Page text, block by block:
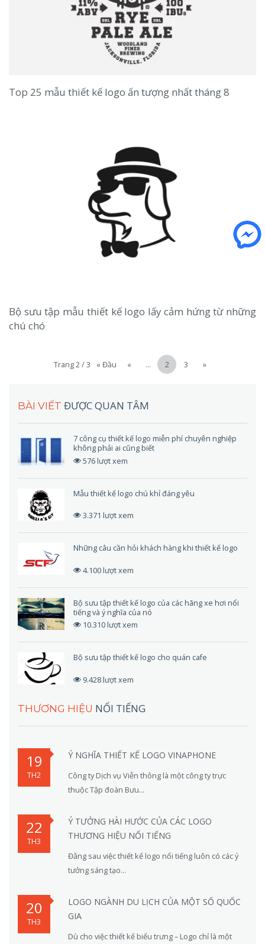
Top 25 mẫu thiết kế logo ấn tượng nhất tháng 8
Bộ sưu tập mẫu thiết kế logo lấy cảm hứng từ những
chú chó
Trang 2 / 3 « Đầu « ... 2 3 »
BÀI VIẾT ĐƯỢC QUAN TÂM
7 công cụ thiết kế logo miễn phí chuyên nghiệp
không phải ai cũng biết
576 lượt xem
Mẫu thiết kế logo chú khỉ đáng yêu
3.371 lượt xem
Những câu cần hỏi khách hàng khi thiết kế logo
4.100 lượt xem
Bộ sưu tập thiết kế logo của các hãng xe hơi nổi
tiếng và ý nghĩa của nó
10.310 lượt xem
Bộ sưu tập thiết kế logo cho quán cafe
9.428 lượt xem
THƯƠNG HIỆU NỔI TIẾNG
19
TH2
Ý NGHĨA THIẾT KẾ LOGO VINAPHONE
Công ty Dịch vụ Viễn thông là một công ty trực
thuộc Tập đoàn Bưu...
22
TH3
Ý TƯỞNG HÀI HƯỚC CỦA CÁC LOGO
THƯƠNG HIỆU NỔI TIẾNG
Đằng sau việc thiết kế logo nổi tiếng luôn có các ý
tưởng sáng tạo...
20
TH3
LOGO NGÀNH DU LỊCH CỦA MỘT SỐ QUỐC
GIA
Dù cho việc thiết kế biểu trưng – Logo chỉ là một